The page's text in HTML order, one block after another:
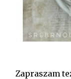
Zapraszam